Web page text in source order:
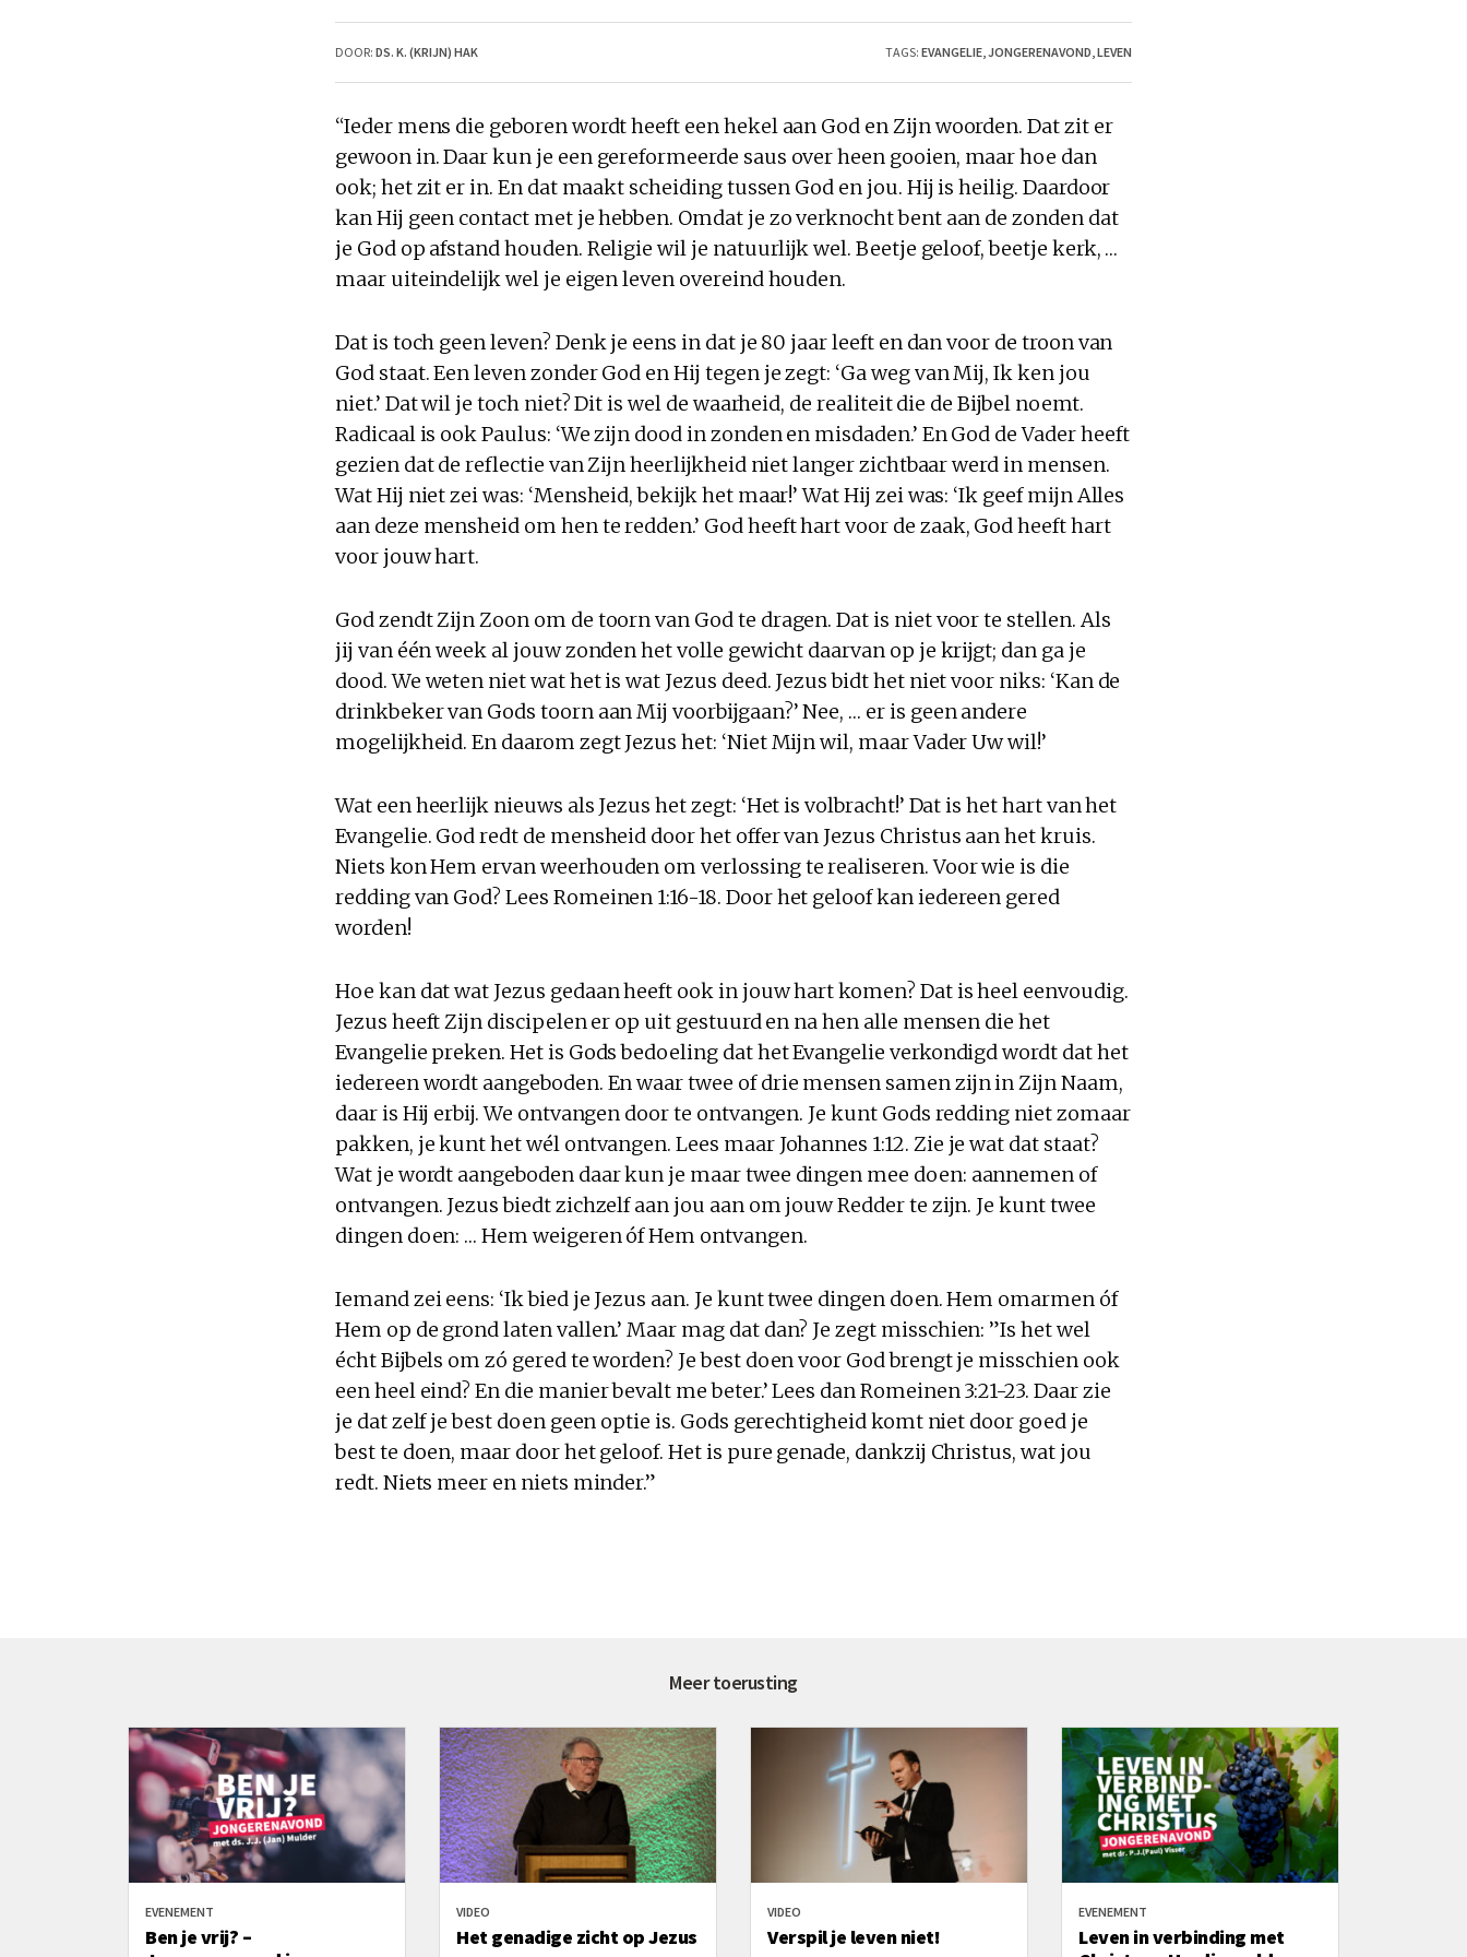
DOOR: DS. K. (KRIJN) HAK TAGS: EVANGELIE JONGERENAVOND LEVEN
“Ieder mens die geboren wordt heeft een hekel aan God en Zijn woorden. Dat zit er
gewoon in. Daar kun je een gereformeerde saus over heen gooien, maar hoe dan
ook; het zit er in. En dat maakt scheiding tussen God en jou. Hij is heilig. Daardoor
kan Hij geen contact met je hebben. Omdat je zo verknocht bent aan de zonden dat
je God op afstand houden. Religie wil je natuurlijk wel. Beetje geloof, beetje kerk, …
maar uiteindelijk wel je eigen leven overeind houden.
Dat is toch geen leven? Denk je eens in dat je 80 jaar leeft en dan voor de troon van
God staat. Een leven zonder God en Hij tegen je zegt: ‘Ga weg van Mij, Ik ken jou
niet.’ Dat wil je toch niet? Dit is wel de waarheid, de realiteit die de Bijbel noemt.
Radicaal is ook Paulus: ‘We zijn dood in zonden en misdaden.’ En God de Vader heeft
gezien dat de reflectie van Zijn heerlijkheid niet langer zichtbaar werd in mensen.
Wat Hij niet zei was: ‘Mensheid, bekijk het maar!’ Wat Hij zei was: ‘Ik geef mijn Alles
aan deze mensheid om hen te redden.’ God heeft hart voor de zaak, God heeft hart
voor jouw hart.
God zendt Zijn Zoon om de toorn van God te dragen. Dat is niet voor te stellen. Als
jij van één week al jouw zonden het volle gewicht daarvan op je krijgt; dan ga je
dood. We weten niet wat het is wat Jezus deed. Jezus bidt het niet voor niks: ‘Kan de
drinkbeker van Gods toorn aan Mij voorbijgaan?’ Nee, … er is geen andere
mogelijkheid. En daarom zegt Jezus het: ‘Niet Mijn wil, maar Vader Uw wil!’
Wat een heerlijk nieuws als Jezus het zegt: ‘Het is volbracht!’ Dat is het hart van het
Evangelie. God redt de mensheid door het offer van Jezus Christus aan het kruis.
Niets kon Hem ervan weerhouden om verlossing te realiseren. Voor wie is die
redding van God? Lees Romeinen 1:16-18. Door het geloof kan iedereen gered
worden!
Hoe kan dat wat Jezus gedaan heeft ook in jouw hart komen? Dat is heel eenvoudig.
Jezus heeft Zijn discipelen er op uit gestuurd en na hen alle mensen die het
Evangelie preken. Het is Gods bedoeling dat het Evangelie verkondigd wordt dat het
iedereen wordt aangeboden. En waar twee of drie mensen samen zijn in Zijn Naam,
daar is Hij erbij. We ontvangen door te ontvangen. Je kunt Gods redding niet zomaar
pakken, je kunt het wél ontvangen. Lees maar Johannes 1:12. Zie je wat dat staat?
Wat je wordt aangeboden daar kun je maar twee dingen mee doen: aannemen of
ontvangen. Jezus biedt zichzelf aan jou aan om jouw Redder te zijn. Je kunt twee
dingen doen: … Hem weigeren óf Hem ontvangen.
Iemand zei eens: ‘Ik bied je Jezus aan. Je kunt twee dingen doen. Hem omarmen óf
Hem op de grond laten vallen.’ Maar mag dat dan? Je zegt misschien: ”Is het wel
écht Bijbels om zó gered te worden? Je best doen voor God brengt je misschien ook
een heel eind? En die manier bevalt me beter.’ Lees dan Romeinen 3:21-23. Daar zie
je dat zelf je best doen geen optie is. Gods gerechtigheid komt niet door goed je
best te doen, maar door het geloof. Het is pure genade, dankzij Christus, wat jou
redt. Niets meer en niets minder.”
Meer toerusting
EVENEMENT
Ben je vrij? –
VIDEO
Het genadige zicht op Jezus
VIDEO
Verspil je leven niet!
EVENEMENT
Leven in verbinding met